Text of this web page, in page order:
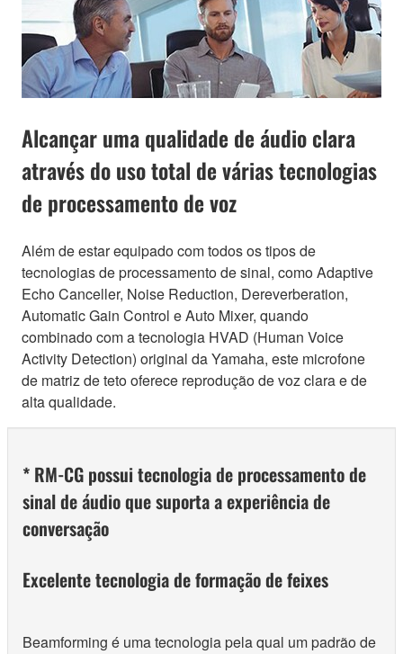
Alcançar uma qualidade de áudio clara
através do uso total de várias tecnologias
de processamento de voz
Além de estar equipado com todos os tipos de
tecnologias de processamento de sinal, como Adaptive
Echo Canceller, Noise Reduction, Dereverberation,
Automatic Gain Control e Auto Mixer, quando
combinado com a tecnologia HVAD (Human Voice
Activity Detection) original da Yamaha, este microfone
de matriz de teto oferece reprodução de voz clara e de
alta qualidade.
* RM-CG possui tecnologia de processamento de
sinal de áudio que suporta a experiência de
conversação
Excelente tecnologia de formação de feixes
Beamforming é uma tecnologia pela qual um padrão de